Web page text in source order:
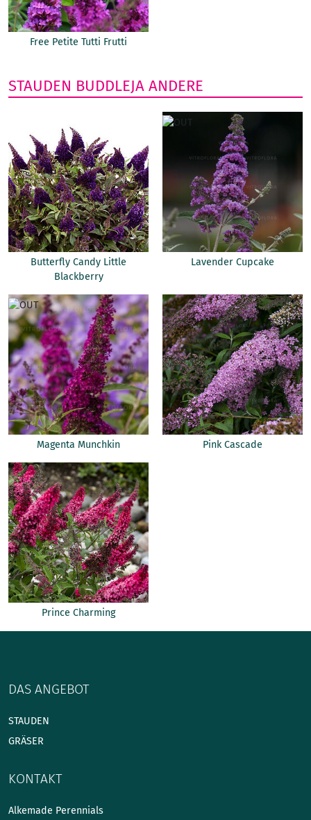
Free Petite Tutti Frutti
STAUDEN BUDDLEJA ANDERE
Butterfly Candy Little
Blackberry
Lavender Cupcake
Magenta Munchkin Pink Cascade
Prince Charming
DAS ANGEBOT
STAUDEN
GRÄSER
KONTAKT
Alkemade Perennials